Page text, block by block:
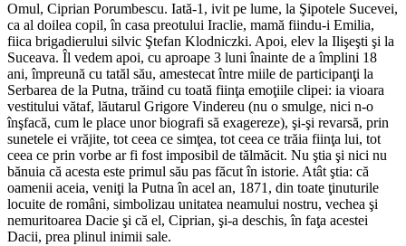
Omul, Ciprian Porumbescu. Iată-1, ivit pe lume, la Şipotele Sucevei,
ca al doilea copil, în casa preotului Iraclie, mamă fiindu-i Emilia,
fiica brigadierului silvic Ştefan Klodniczki. Apoi, elev la Ilişeşti şi la
Suceava. Îl vedem apoi, cu aproape 3 luni înainte de a împlini 18
ani, împreună cu tatăl său, amestecat între miile de participanţi la
Serbarea de la Putna, trăind cu toată fiinţa emoţiile clipei: ia vioara
vestitului vătaf, lăutarul Grigore Vindereu (nu o smulge, nici n-o
înşfacă, cum le place unor biografi să exagereze), şi-şi revarsă, prin
sunetele ei vrăjite, tot ceea ce simţea, tot ceea ce trăia fiinţa lui, tot
ceea ce prin vorbe ar fi fost imposibil de tălmăcit. Nu ştia şi nici nu
bănuia că acesta este primul său pas făcut în istorie. Atât ştia: că
oamenii aceia, veniţi la Putna în acel an, 1871, din toate ţinuturile
locuite de români, simbolizau unitatea neamului nostru, vechea şi
nemuritoarea Dacie şi că el, Ciprian, şi-a deschis, în faţa acestei
Dacii, prea plinul inimii sale.